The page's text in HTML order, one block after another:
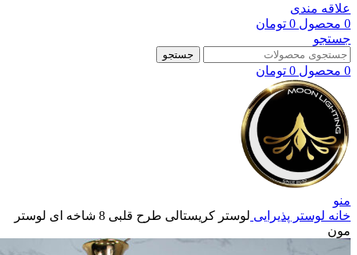
علاقه مندی
0 محصول 0 تومان
جستجو
جستجو
0 محصول 0 تومان
منو
خانه لوستر پذیرایی
لوستر کریستالی طرح قلبی 8 شاخه ای لوستر
مون